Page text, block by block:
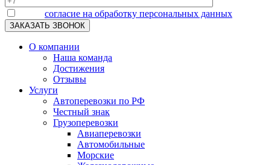
согласие на обработку персональных данных
О компании
Наша команда
Достижения
Отзывы
Услуги
Автоперевозки по РФ
Честный знак
Грузоперевозки
Авиаперевозки
Автомобильные
Морские